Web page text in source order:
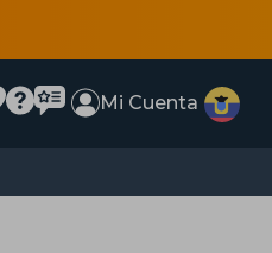
Mi Cuenta